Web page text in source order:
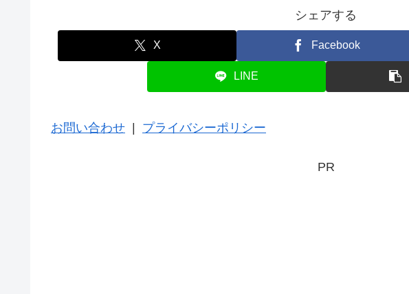
シェアする
X Facebook
LINE
お問い合わせ | プライバシーポリシー
PR